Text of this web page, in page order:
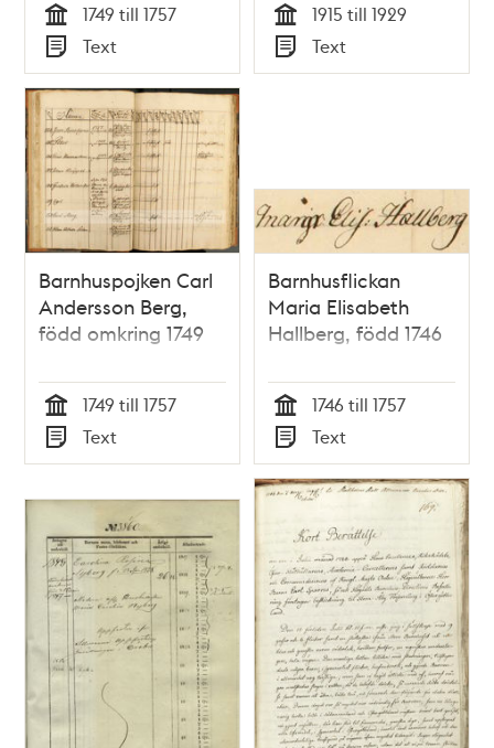
Tid
1749 till 1757
Typ
Text Tid
1915 till 1929
Typ
Text
Barnhuspojken Carl
Andersson Berg,
född omkring 1749
Tid
1749 till 1757
Typ
Text
Barnhusflickan
Maria Elisabeth
Hallberg, född 1746
Tid
1746 till 1757
Typ
Text